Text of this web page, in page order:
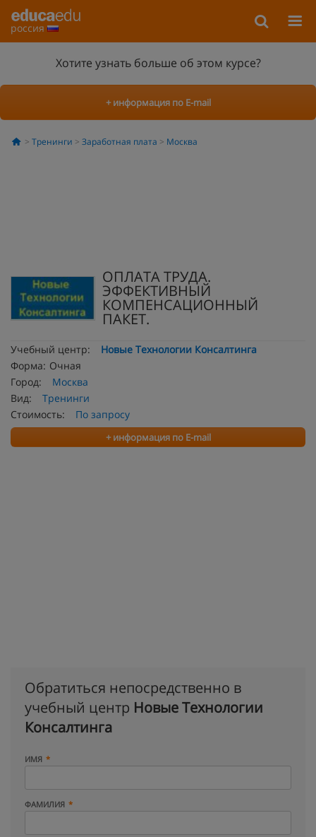
россия
Хотите узнать больше об этом курсе?
+ информация по E-mail
Тренинги Заработная плата Москва
ОПЛАТА ТРУДА.
ЭФФЕКТИВНЫЙ
КОМПЕНСАЦИОННЫЙ
ПАКЕТ.
Учебный центр:
Новые Технологии Консалтинга
Форма: Очная
Город:
Москва
Вид:
Тренинги
Стоимость:
По запросу
+ информация по E-mail
Обратиться непосредственно в
учебный центр Новые Технологии
Консалтинга
ИМЯ
ФАМИЛИЯ